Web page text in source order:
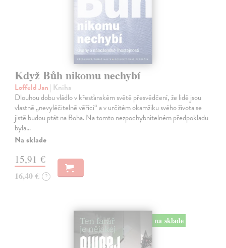
Když Bůh nikomu nechybí
Loffeld Jan | Kniha
Dlouhou dobu vládlo v křesťanském světě přesvědčení, že lidé jsou
vlastně „nevyléčitelně věřící“ a v určitém okamžiku svého života se
jistě budou ptát na Boha. Na tomto nezpochybnitelném předpokladu
byla…
Na sklade
15,91 €
16,40 € ?
na sklade